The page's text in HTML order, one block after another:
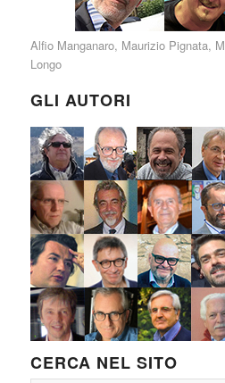
Alfio Manganaro, Maurizio Pignata,
Longo
GLI AUTORI
CERCA NEL SITO